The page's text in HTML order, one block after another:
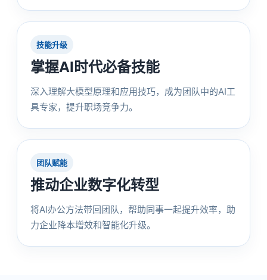
技能升级
掌握AI时代必备技能
深入理解大模型原理和应用技巧，成为团队中的AI工
具专家，提升职场竞争力。
团队赋能
推动企业数字化转型
将AI办公方法带回团队，帮助同事一起提升效率，助
力企业降本增效和智能化升级。